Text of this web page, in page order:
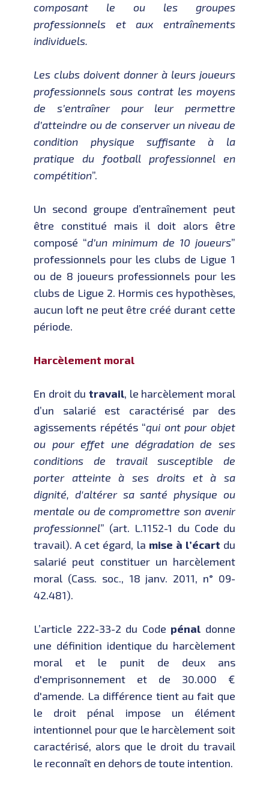
composant le ou les groupes
professionnels et aux entraînements
individuels.
Les clubs doivent donner à leurs joueurs
professionnels sous contrat les moyens
de s’entraîner pour leur permettre
d’atteindre ou de conserver un niveau de
condition physique suffisante à la
pratique du football professionnel en
compétition”.
Un second groupe d’entraînement peut
être constitué mais il doit alors être
composé “d’un minimum de 10 joueurs”
professionnels pour les clubs de Ligue 1
ou de 8 joueurs professionnels pour les
clubs de Ligue 2. Hormis ces hypothèses,
aucun loft ne peut être créé durant cette
période.
Harcèlement moral
En droit du travail, le harcèlement moral
d’un salarié est caractérisé par des
agissements répétés “qui ont pour objet
ou pour effet une dégradation de ses
conditions de travail susceptible de
porter atteinte à ses droits et à sa
dignité, d'altérer sa santé physique ou
mentale ou de compromettre son avenir
professionnel” (art. L.1152-1 du Code du
travail). A cet égard, la mise à l’écart du
salarié peut constituer un harcèlement
moral (Cass. soc., 18 janv. 2011, n° 09-
42.481).
L’article 222-33-2 du Code pénal donne
une définition identique du harcèlement
moral et le punit de deux ans
d'emprisonnement et de 30.000 €
d'amende. La différence tient au fait que
le droit pénal impose un élément
intentionnel pour que le harcèlement soit
caractérisé, alors que le droit du travail
le reconnaît en dehors de toute intention.